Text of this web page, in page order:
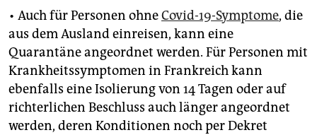
• Auch für Personen ohneCovid-19-Symptome, die
aus dem Ausland einreisen, kann eine
Quarantäne angeordnet werden. Für Personen mit
Krankheitssymptomen in Frankreich kann
ebenfalls eine Isolierung von 14 Tagen oder auf
richterlichen Beschluss auch länger angeordnet
werden, deren Konditionen noch per Dekret